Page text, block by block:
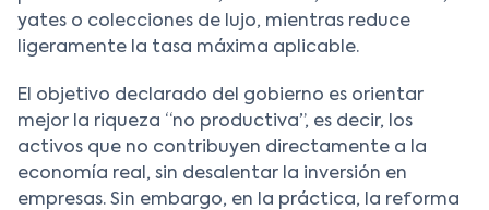
yates o colecciones de lujo, mientras reduce
ligeramente la tasa máxima aplicable.
El objetivo declarado del gobierno es orientar
mejor la riqueza “no productiva”, es decir, los
activos que no contribuyen directamente a la
economía real, sin desalentar la inversión en
empresas. Sin embargo, en la práctica, la reforma